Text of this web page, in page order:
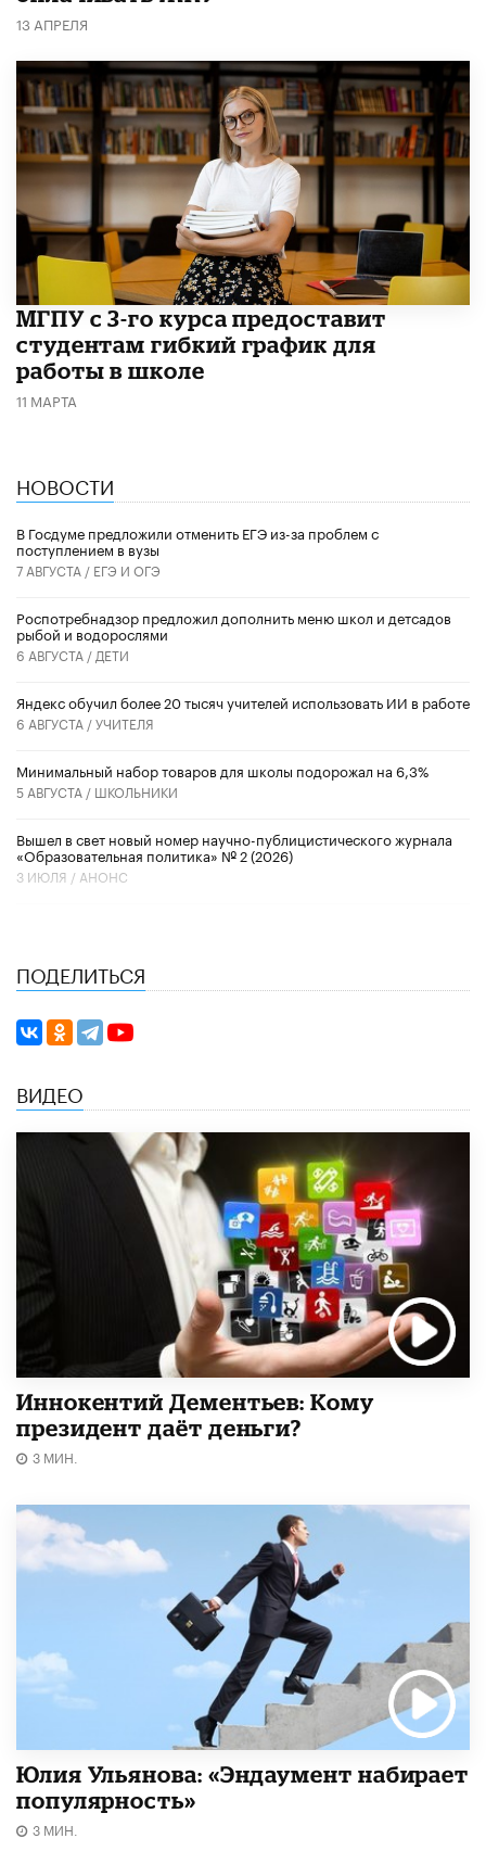
13 АПРЕЛЯ
МГПУ с 3-го курса предоставит
студентам гибкий график для
работы в школе
11 МАРТА
НОВОСТИ
В Госдуме предложили отменить ЕГЭ из-за проблем с
поступлением в вузы
7 АВГУСТА / ЕГЭ И ОГЭ
Роспотребнадзор предложил дополнить меню школ и детсадов
рыбой и водорослями
6 АВГУСТА / ДЕТИ
​Яндекс обучил более 20 тысяч учителей использовать ИИ в работе
6 АВГУСТА /УЧИТЕЛЯ
Минимальный набор товаров для школы подорожал на 6,3%
5 АВГУСТА / ШКОЛЬНИКИ
Вышел в свет новый номер научно-публицистического журнала
«Образовательная политика» № 2 (2026)
3 ИЮЛЯ / АНОНС
ПОДЕЛИТЬСЯ
ВИДЕО
Иннокентий Дементьев: Кому
президент даёт деньги?
3 МИН.
Юлия Ульянова: «Эндаумент набирает
популярность»
3 МИН.